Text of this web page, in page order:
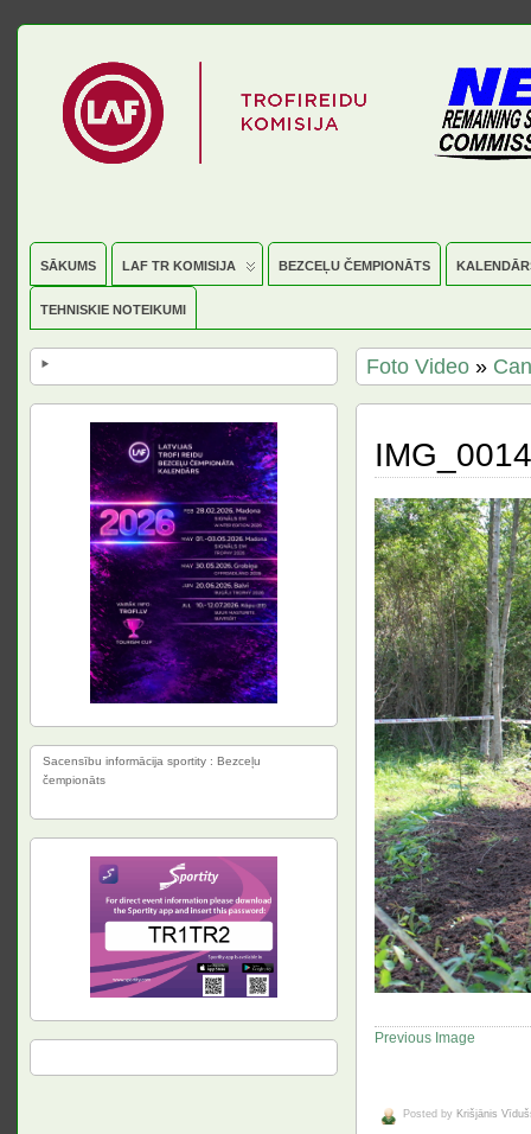
SĀKUMS LAF TR KOMISIJA BEZCEĻU ČEMPIONĀTS
TEHNISKIE NOTEIKUMI
Foto Video»
IMG_0014
Previous Image
Posted by Krišjānis
Sacensību informācija sportity : Bezceļu
čempionāts